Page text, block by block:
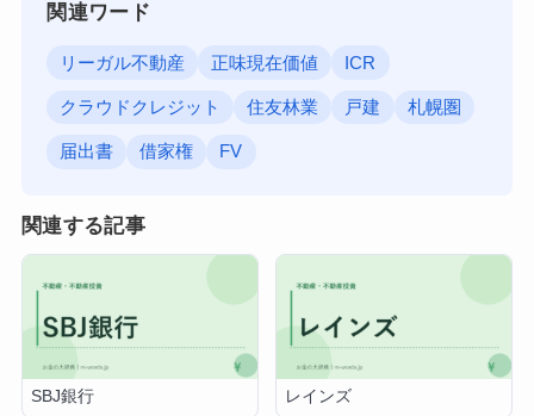
関連ワード
リーガル不動産 正味現在価値 ICR
クラウドクレジット 住友林業 戸建 札幌圏
届出書 借家権 FV
関連する記事
SBJ銀行 レインズ